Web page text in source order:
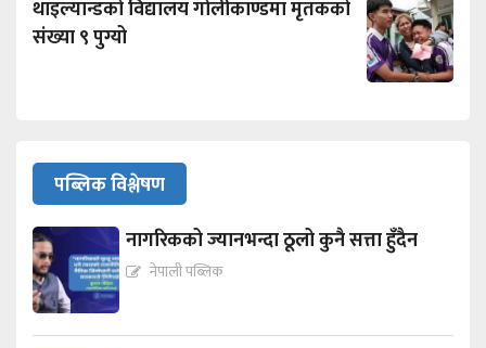
थाइल्यान्डको विद्यालय गोलीकाण्डमा मृतकको
संख्या ९ पुग्यो
पब्लिक विश्लेषण
नागरिकको ज्यानभन्दा ठूलो कुनै सत्ता हुँदैन
नेपाली पब्लिक